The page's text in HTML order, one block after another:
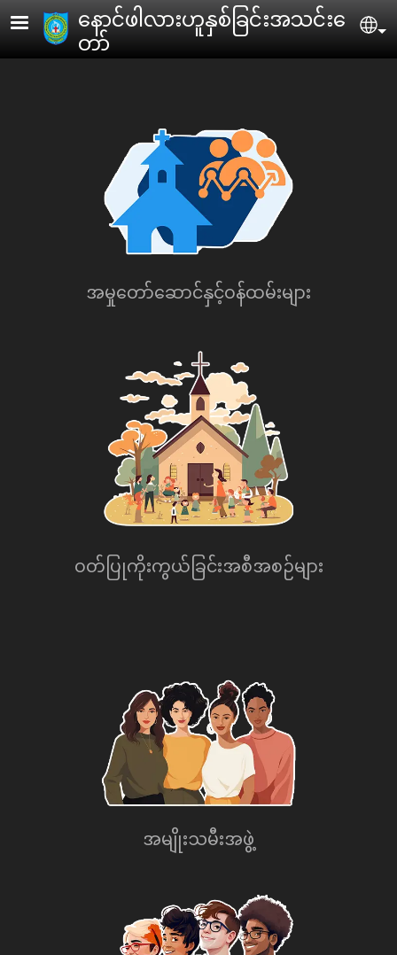
Skip to main content
ေနာင်ဖါလားဟူနှစ်ခြင်းအသင်းေ
တာ်
အမှုေတာ်ေဆာင်နှင့်ဝန်ထမ်းများ
ဝတ်ပြုကိုးကွယ်ခြင်းအစီအစဉ်များ
အမျိုးသမီးအဖွဲ့